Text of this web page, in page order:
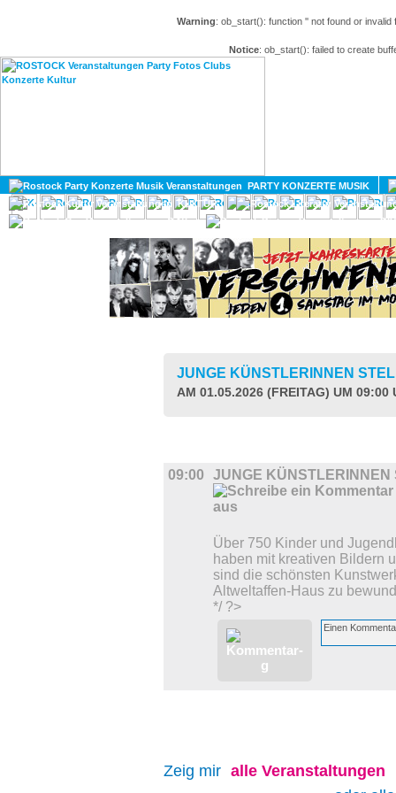
Warning: ob_start(): function '' not found or
Notice: ob_start(): failed to create
PARTY KONZERTE MUSIK
KULTUR
GAY
JUNGE KÜNSTLERINNEN
AM 01.05.2026 (FREITAG) UM 09:00
09:00 JUNGE KÜNSTLERINNEN
Über 750 Kinder und
haben mit kreativen Bildern
sind die schönsten
Altweltaffen-Haus zu
*/ ?>
Zeig mir alle Veranstaltungen